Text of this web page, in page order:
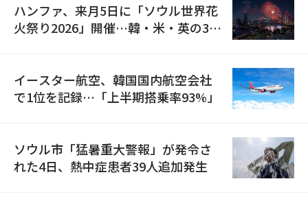
ハンファ、来月5日に「ソウル世界花
火祭り2026」開催…韓・米・英の3カ
イースター航空、韓国国内航空会社
で1位を記録…「上半期搭乗率93%」
ソウル市「猛暑重大警報」が発令さ
れた4日、熱中症患者39人追加発生